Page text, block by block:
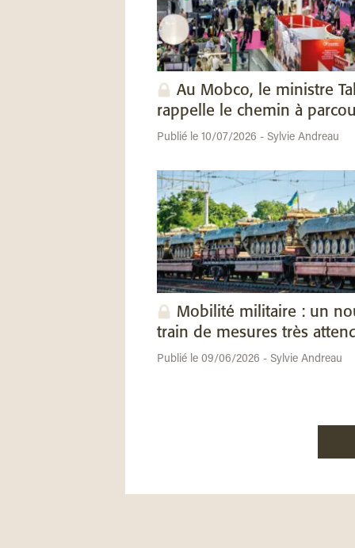
Au Mobco, le ministre
rappelle le chemin à
Publié le 10/07/2026 - Sylvie Andreau
Mobilité militaire : un
train de mesures très
Publié le 09/06/2026 - Sylvie Andreau